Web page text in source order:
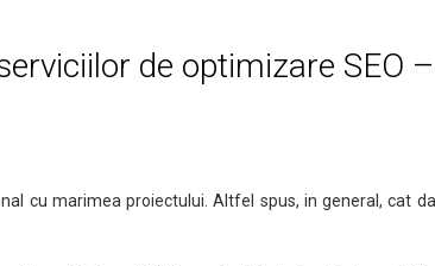
de optimizare SEO
cu marimea proiectului. Altfel spus, in general, cat